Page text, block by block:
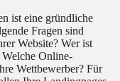
ist eine gründliche
Fragen sind
Website? Wer ist
Online-
Wettbewerber? Für